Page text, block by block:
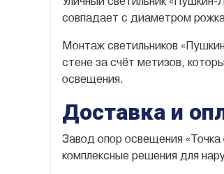
совпадает с диаметром
Монтаж светильников
стене за счёт метизов,
освещения.
Доставка и
Завод опор освещения
комплексные решения для